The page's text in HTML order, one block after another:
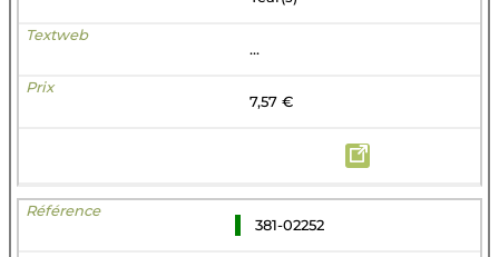
...
7,57 €
381-02252